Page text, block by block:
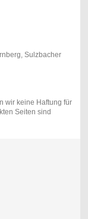
Sulzbacher
wir keine Haftung für
Seiten sind